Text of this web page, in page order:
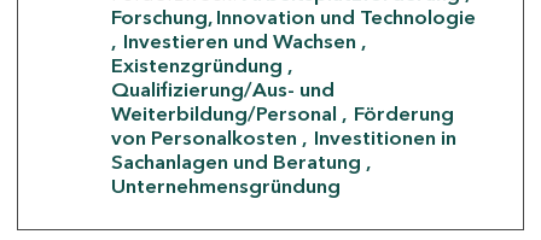
Forschung, Innovation und Technologie
Investieren und Wachsen
Existenzgründung
Qualifizierung/Aus- und
Weiterbildung/Personal
Förderung
von Personalkosten
Investitionen in
Sachanlagen und Beratung
Unternehmensgründung